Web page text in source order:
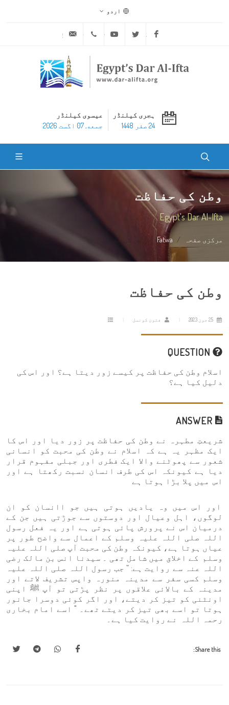
اردو
Facebook
Twitter
Youtube
ہجری کیلنڈر
24 صفر 1448
عیسوی کیلنڈر
جمعه, 07 اگست 2026
وطن کی حفاظت
Egypt's Dar Al-Ifta
مرکزی صفحہ Fatwa وطن کی حفاظت
وطن کی حفاظت
فتویٰ کونسل
اسلام وطن کی حفاظت پر کیسے زور دیتا ہے؟ اور اس کی
دلیل کیا ہے؟
شریعتِ مطہرہ نے وطن کی حفاظت پر زور دیا اور اس کا
ایک مظہر یہ ہے کہ اسلام نے وطن کی محبت کو انسانی
شعور سے پھوٹنے والا ایک فطری اور جبلی مفہوم قرار
دیا ہے کیونکہ اس کی طرف انسان نسبت رکھتا ہے اور
اس میں پلا بڑا ہوتا ہے
اور اس میں وہ یادیں ہوتی ہیں جو اانسان کو ان
لوگوں، اہل وعیال اور دوستوں سے جوڑتی ہیں جن کے
درمیان اس نے پرورش پائی ہوتی ہے اور یہ فعل رسول
اللہ صلی اللہ علیہ وسلم کے اعمال سے واضح طور پر
عیاں ہوتا ہے، کیونکہ وطن کی محبت آپ صلی اللہ علیہ
وسلم کے اخلاق میں شامل تھی ۔ سیدنا انس بن مالک رضی
اللہ عنہ سے روایت ہے: ” جب رسول اللہ صلی اللہ علیہ
وسلم کسی سفر سے مدینہ منورہ واپس تشریف لاتے اور
مدینہ کے بالائی علاقوں پر نظر پڑتی تو آپ ﷺ اپنی
اونٹنی کو تیز کر دیتے، اور اگر کوئی دوسرا جانور
ہوتا تو اسے بھی تیز کر دیتے تھے۔ " اسے امام بخاری
رحمہ اللہ نے روایت کیا ہے۔
Share this: